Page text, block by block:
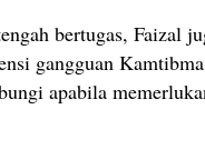
bertugas, Faizal
gangguan
apabila